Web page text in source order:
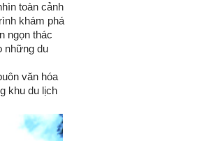
toàn cảnh
khám phá
ngọn thác
những du
văn hóa
khu du lịch